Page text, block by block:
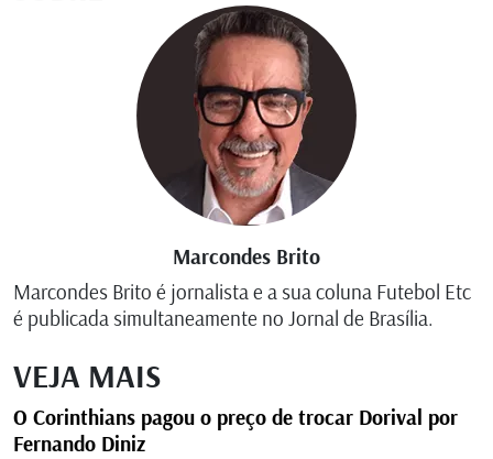
Marcondes Brito
Marcondes Brito é jornalista e a sua coluna Futebol Etc
é publicada simultaneamente no Jornal de Brasília.
VEJA MAIS
O Corinthians pagou o preço de trocar Dorival por
Fernando Diniz